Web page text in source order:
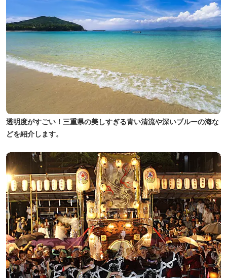
透明度がすごい！三重県の美しすぎる青い清流や深いブルーの海な
どを紹介します。